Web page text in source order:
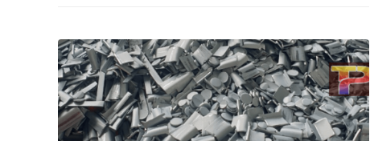
Điều này dẫn tới càng có nhiều đơn vị thu
mua phế liệu xuất hiện trên thị trường, với
chất lượng và giá cả thu mua không đồng
đều. Vậy làm sao để được thu mua phế liệu
inox giá cao? Những thông tin được đề cập
trong bài viết sau của Thu Mua Phế Liệu
Thuận Phát sẽ giúp bạn tìm được lời giải
cho vấn đề này